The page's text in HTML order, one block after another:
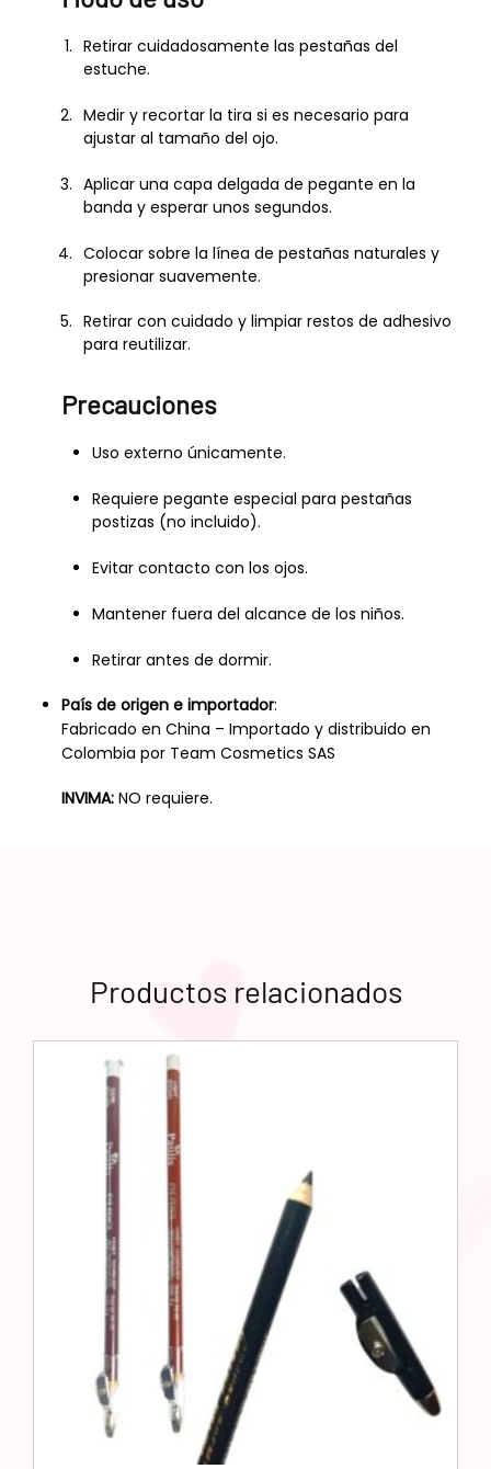
Retirar cuidadosamente las pestañas del
estuche.
Medir y recortar la tira si es necesario para
ajustar al tamaño del ojo.
Aplicar una capa delgada de pegante en la
banda y esperar unos segundos.
Colocar sobre la línea de pestañas naturales y
presionar suavemente.
Retirar con cuidado y limpiar restos de adhesivo
para reutilizar.
Precauciones
Uso externo únicamente.
Requiere pegante especial para pestañas
postizas (no incluido).
Evitar contacto con los ojos.
Mantener fuera del alcance de los niños.
Retirar antes de dormir.
País de origen e importador:
Fabricado en China – Importado y distribuido en
Colombia por Team Cosmetics SAS
INVIMA:NO requiere.
Productos relacionados